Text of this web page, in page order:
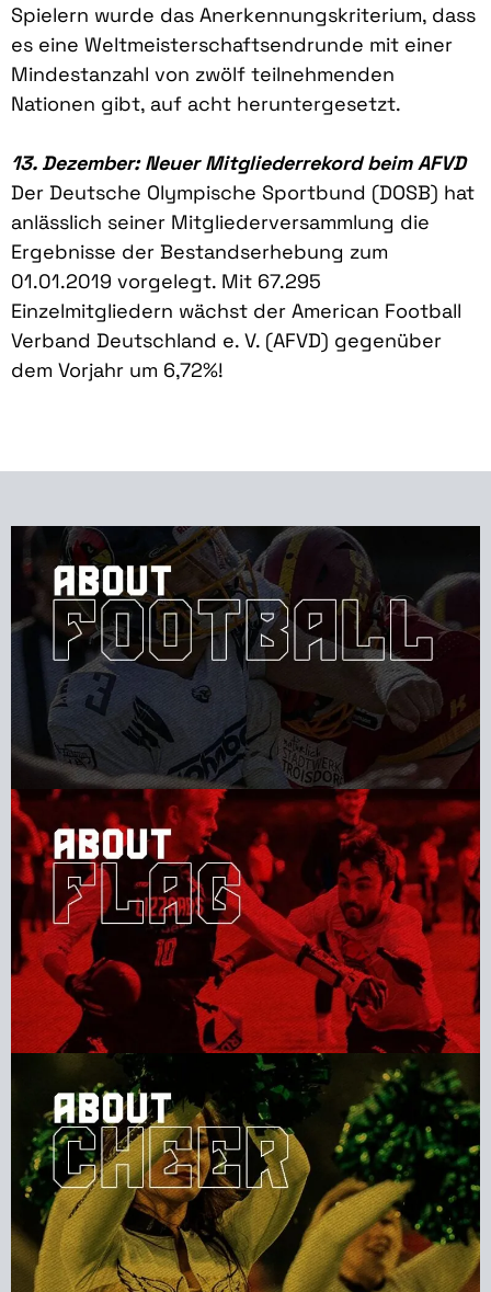
Spielern wurde das Anerkennungskriterium, dass
es eine Weltmeisterschaftsendrunde mit einer
Mindestanzahl von zwölf teilnehmenden
Nationen gibt, auf acht heruntergesetzt.
13. Dezember: Neuer Mitgliederrekord beim AFVD
Der Deutsche Olympische Sportbund (DOSB) hat
anlässlich seiner Mitgliederversammlung die
Ergebnisse der Bestandserhebung zum
01.01.2019 vorgelegt. Mit 67.295
Einzelmitgliedern wächst der American Football
Verband Deutschland e. V. (AFVD) gegenüber
dem Vorjahr um 6,72%!